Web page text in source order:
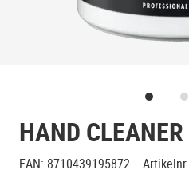
HAND CLEANER
EAN: 8710439195872 Artikelnr.